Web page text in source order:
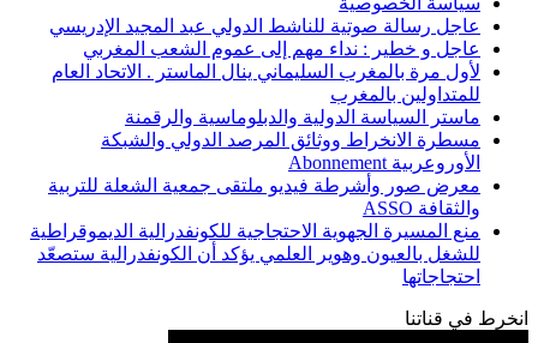
عاجل رسالة صوتية للناشط الدولي عبد المجيد الإدريسي
عاجل و خطير : نداء مهم إلى عموم الشعب المغربي
لأول مرة بالمغرب السليماني ينال الماستر . الاتحاد العام
للمتداولين بالمغرب
ماستر السياسة الدولية والدبلوماسية والرقمنة
مسطرة الانخراط ووثائق المرصد الدولي والشبكة
الأوروعربية Abonnement
معرض صور وأشرطة فيديو ملتقى جمعية الشعلة للتربية
والثقافة ASSO
منع المسيرة الجهوية الاحتجاجية للكونفدرالية الديموقراطية
للشغل بالعيون وهوير العلمي يؤكد أن الكونفدرالية ستصعّد
احتجاجاتها
انخرط في قناتنا